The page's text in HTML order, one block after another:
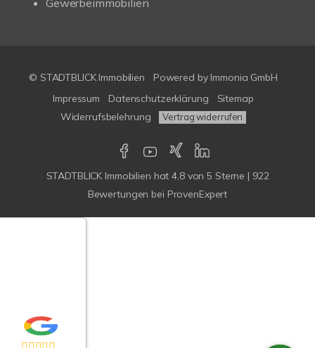
Gewerbeimmobilien
© STADTBLICK Immobilien Powered by Immonia GmbH
Impressum
Datenschutzerklärung
Sitemap
Widerrufsbelehrung
Vertrag widerrufen
STADTBLICK Immobilien hat4,8von5 Sterne | 922
Bewertungen bei ProvenExpert